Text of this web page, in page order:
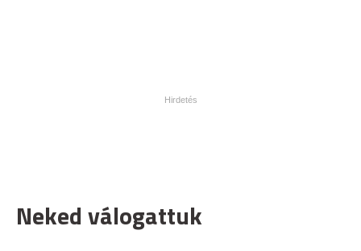
Neked válogattuk